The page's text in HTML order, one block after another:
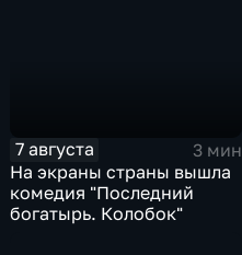
7 августа
3 мин
На экраны страны вышла
комедия "Последний
богатырь. Колобок"